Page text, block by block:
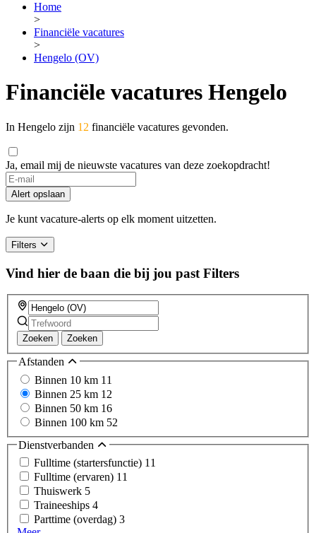
Home
>
Financiële vacatures
>
Hengelo (OV)
Financiële vacatures Hengelo
In Hengelo zijn 12 financiële vacatures gevonden.
Ja, email mij de nieuwste vacatures van deze zoekopdracht!
If
you
are
a
ignore
this
field
Alert opslaan
Je kunt vacature-alerts op elk moment uitzetten.
Filters
Vind hier de baan die bij jou past Filters
Zoeken Zoeken
Afstanden
Binnen 10 km 11
Binnen 25 km 12
Binnen 50 km 16
Binnen 100 km 52
Dienstverbanden
Fulltime (startersfunctie) 11
Fulltime (ervaren) 11
Thuiswerk 5
Traineeships 4
Parttime (overdag) 3